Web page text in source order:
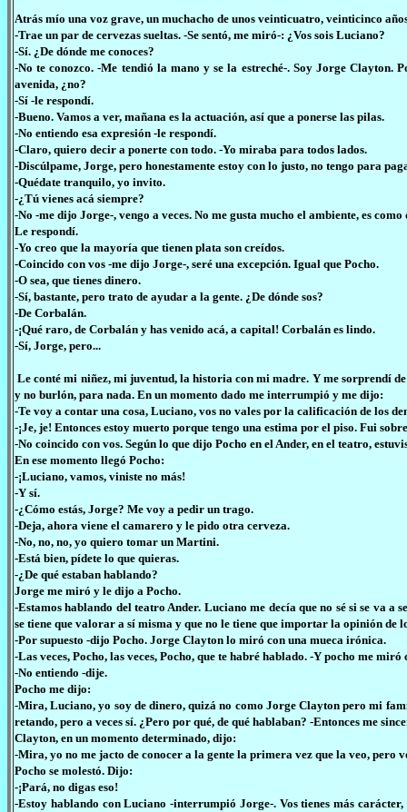
Atrás mío una voz grave, un muchacho de unos veinticuatro, veinticinco
-Trae un par de cervezas sueltas. -Se sentó, me miró-: ¿Vos sois Luciano?
-Sí. ¿De dónde me conoces?
-No te conozco. -Me tendió la mano y se la estreché-. Soy Jorge Clayton.
avenida, ¿no?
-Sí -le respondí.
-Bueno. Vamos a ver, mañana es la actuación, así que a ponerse las pilas.
-No entiendo esa expresión -le respondí.
-Claro, quiero decir a ponerte con todo. -Yo miraba para todos lados.
-Discúlpame, Jorge, pero honestamente estoy con lo justo, no tengo para
-Quédate tranquilo, yo invito.
-¿Tú vienes acá siempre?
-No -me dijo Jorge-, vengo a veces. No me gusta mucho el ambiente, es
Le respondí.
-Yo creo que la mayoría que tienen plata son creídos.
-Coincido con vos -me dijo Jorge-, seré una excepción. Igual que Pocho.
-O sea, que tienes dinero.
-Sí, bastante, pero trato de ayudar a la gente. ¿De dónde sos?
-De Corbalán.
-¡Qué raro, de Corbalán y has venido acá, a capital! Corbalán es lindo.
-Sí, Jorge, pero...
Le conté mi niñez, mi juventud, la historia con mi madre. Y me sorprendí
y no burlón, para nada. En un momento dado me interrumpió y me dijo:
-Te voy a contar una cosa, Luciano, vos no vales por la calificación de los
-¡Je, je! Entonces estoy muerto porque tengo una estima por el piso. Fui
-No coincido con vos. Según lo que dijo Pocho en el Ander, en el teatro,
En ese momento llegó Pocho:
-¡Luciano, vamos, viniste no más!
-Y sí.
-¿Cómo estás, Jorge? Me voy a pedir un trago.
-Deja, ahora viene el camarero y le pido otra cerveza.
-No, no, no, yo quiero tomar un Martini.
-Está bien, pídete lo que quieras.
-¿De qué estaban hablando?
Jorge me miró y le dijo a Pocho.
-Estamos hablando del teatro Ander. Luciano me decía que no sé si se va
se tiene que valorar a sí misma y que no le tiene que importar la opinión de
-Por supuesto -dijo Pocho. Jorge Clayton lo miró con una mueca irónica.
-Las veces, Pocho, las veces, Pocho, que te habré hablado. -Y pocho me
-No entiendo -dije.
Pocho me dijo:
-Mira, Luciano, yo soy de dinero, quizá no como Jorge Clayton pero mi
retando, pero a veces sí. ¿Pero por qué, de qué hablaban? -Entonces me
Clayton, en un momento determinado, dijo:
-Mira, yo no me jacto de conocer a la gente la primera vez que la veo, pero
Pocho se molestó. Dijo:
-¡Pará, no digas eso!
-Estoy hablando con Luciano -interrumpió Jorge-. Vos tienes más